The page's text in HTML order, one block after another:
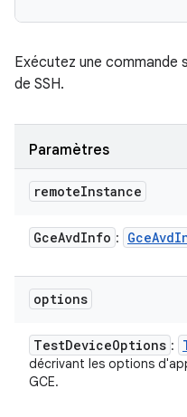
Exécutez une commande
de SSH.
Paramètres
remoteInstance
GceAvdInfo : GceAvd
options
TestDeviceOptions :
décrivant les options
GCE.